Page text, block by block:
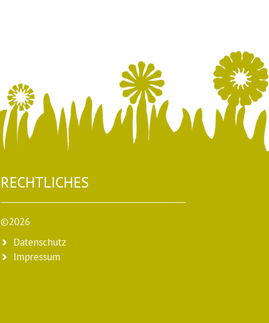
RECHTLICHES
©2026
Datenschutz
Impressum